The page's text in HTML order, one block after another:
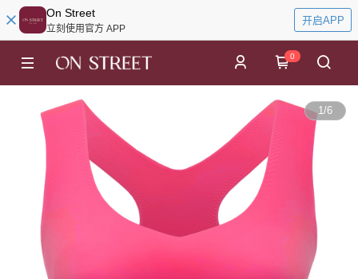
On Street
立刻使用官方 APP
开启APP
0
1/6